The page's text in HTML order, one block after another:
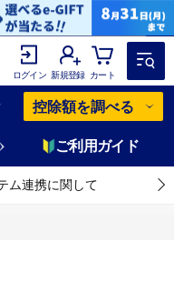
ログイン 新規登録 カート
控除額を調べる
ご利用ガイド
ム連携に関して